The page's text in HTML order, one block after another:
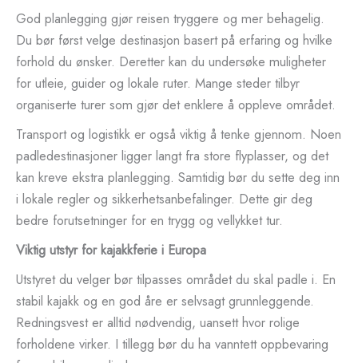
God planlegging gjør reisen tryggere og mer behagelig.
Du bør først velge destinasjon basert på erfaring og hvilke
forhold du ønsker. Deretter kan du undersøke muligheter
for utleie, guider og lokale ruter. Mange steder tilbyr
organiserte turer som gjør det enklere å oppleve området.
Transport og logistikk er også viktig å tenke gjennom. Noen
padledestinasjoner ligger langt fra store flyplasser, og det
kan kreve ekstra planlegging. Samtidig bør du sette deg inn
i lokale regler og sikkerhetsanbefalinger. Dette gir deg
bedre forutsetninger for en trygg og vellykket tur.
Viktig utstyr for kajakkferie i Europa
Utstyret du velger bør tilpasses området du skal padle i. En
stabil kajakk og en god åre er selvsagt grunnleggende.
Redningsvest er alltid nødvendig, uansett hvor rolige
forholdene virker. I tillegg bør du ha vanntett oppbevaring